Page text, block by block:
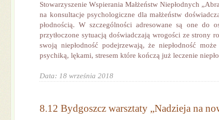
Stowarzyszenie Wspierania Małżeństw Niepłodnych
na konsultacje psychologiczne dla małżeństw
płodnością. W szczególności adresowane są one do
przytłoczone sytuacją doświadczają wrogości ze strony
swoją niepłodność podejrzewają, że niepłodność
psychiką, lękami, stresem które kończą już leczenie
Data: 18 września 2018
8.12 Bydgoszcz warsztaty „Nadzieja na